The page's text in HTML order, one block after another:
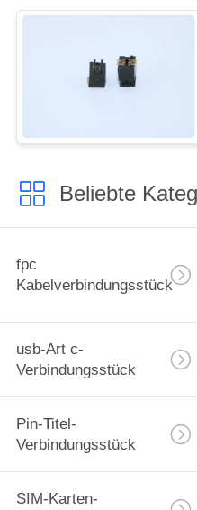
Beliebte
fpc
Kabelverbindungsstück
usb-Art c-
Verbindungsstück
Pin-Titel-
Verbindungsstück
SIM-Karten-